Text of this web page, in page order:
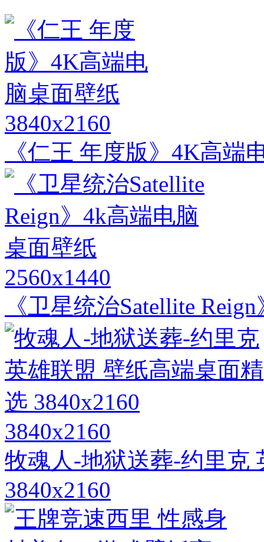
3840x2160
《仁王 年度版》4K高端
2560x1440
《卫星统治Satellite
3840x2160
牧魂人-地狱送葬-约里克
3840x2160